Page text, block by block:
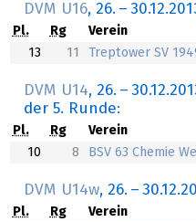
DVM U16, 26. –
Pl. Rg Verein
13
11 Treptower SV
DVM U14, 26. –
der 5. Runde:
Pl. Rg Verein
10
8 BSV 63 Chemie
DVM U14w, 26. –
Pl. Rg Verein